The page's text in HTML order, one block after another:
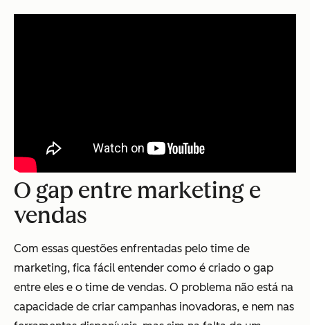
O gap entre marketing e
vendas
Com essas questões enfrentadas pelo time de
marketing, fica fácil entender como é criado o gap
entre eles e o time de vendas. O problema não está na
capacidade de criar campanhas inovadoras, e nem nas